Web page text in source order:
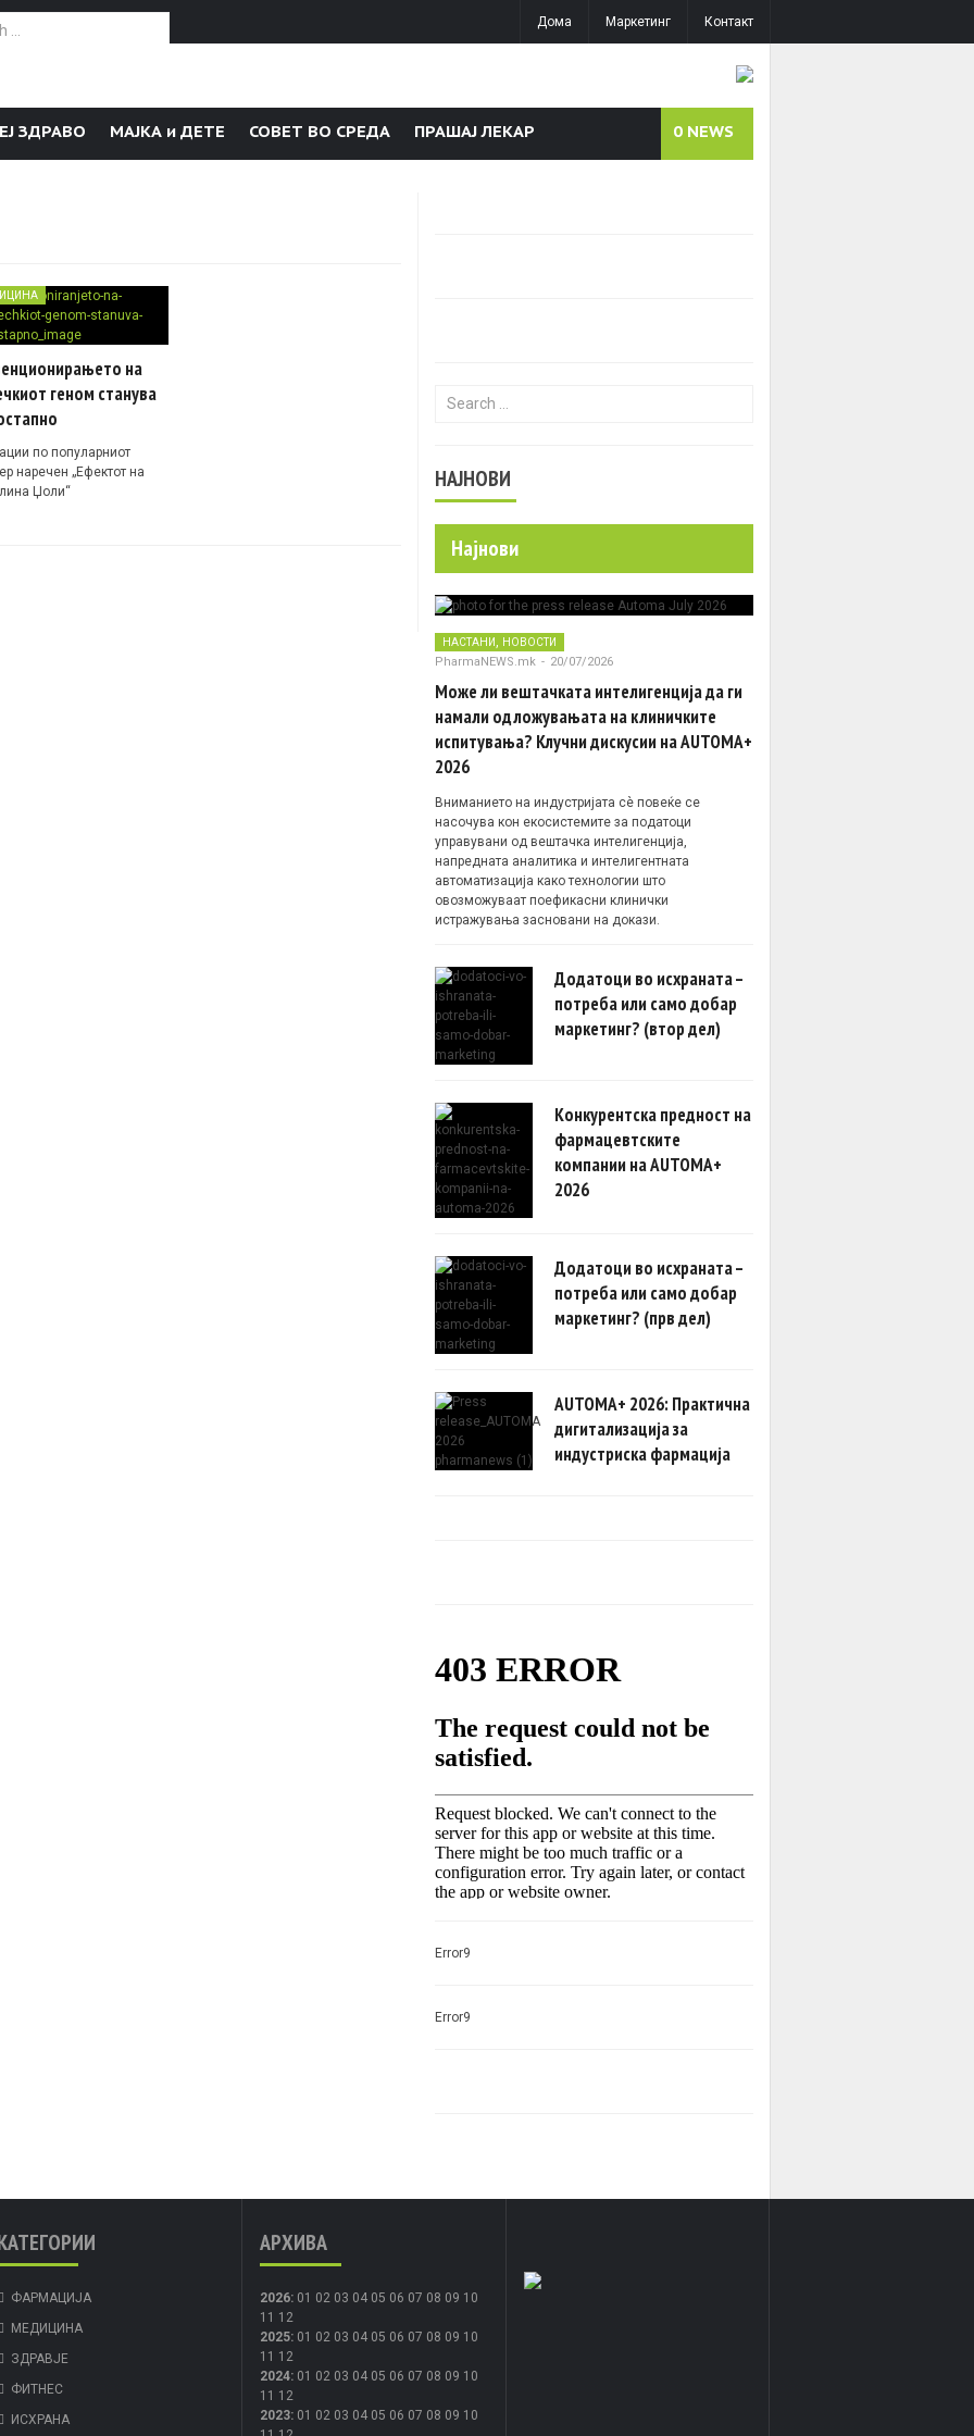
Дома Маркетинг Контакт
ЗДРАВО МАЈКА и ДЕТЕ СОВЕТ ВО СРЕДА ПРАШАЈ ЛЕКАР 0 NEWS
на
геном станува
по популарниот
наречен „Ефектот на
Џоли“
Search for:
НАЈНОВИ
Најнови
НАСТАНИ НОВОСТИ
PharmaNEWS.mk - 20/07/2026
Може ли вештачката интелигенција да ги
намали одложувањата на клиничките
испитувања? Клучни дискусии на AUTOMA+
2026
Вниманието на индустријата сè повеќе се
насочува кон екосистемите за податоци
управувани од вештачка интелигенција,
напредната аналитика и интелигентната
автоматизација како технологии што
овозможуваат поефикасни клинички
истражувања засновани на докази.
Додатоци во исхраната –
потреба или само добар
маркетинг? (втор дел)
Конкурентска предност на
фармацевтските
компании на AUTOMA+
2026
Додатоци во исхраната –
потреба или само добар
маркетинг? (прв дел)
AUTOMA+ 2026: Практична
дигитализација за
индустриска фармација
Error9
Error9
ФАРМАЦИЈА
МЕДИЦИНА
ЗДРАВЈЕ
ФИТНЕС
ИСХРАНА
АРХИВА
2026: 01 02 03 04 05 06 07 08 09 10
11 12
2025: 01 02 03 04 05 06 07 08 09 10
11 12
2024: 01 02 03 04 05 06 07 08 09 10
11 12
2023: 01 02 03 04 05 06 07 08 09 10